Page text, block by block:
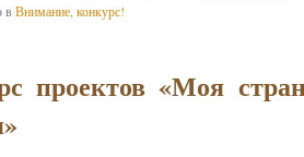
вВнимание, конкурс!
проектов «Моя